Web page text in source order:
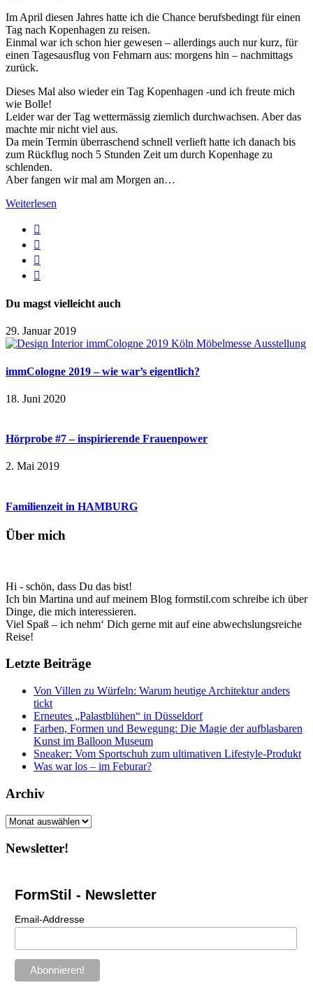
Im April diesen Jahres hatte ich die Chance berufsbedingt für einen
Tag nach Kopenhagen zu reisen.
Einmal war ich schon hier gewesen – allerdings auch nur kurz, für
einen Tagesausflug von Fehmarn aus: morgens hin – nachmittags
zurück.
Dieses Mal also wieder ein Tag Kopenhagen -und ich freute mich
wie Bolle!
Leider war der Tag wettermässig ziemlich durchwachsen. Aber das
machte mir nicht viel aus.
Da mein Termin überraschend schnell verlieft hatte ich danach bis
zum Rückflug noch 5 Stunden Zeit um durch Kopenhage zu
schlenden.
Aber fangen wir mal am Morgen an…
Weiterlesen
Du magst vielleicht auch
29. Januar 2019
immCologne 2019 – wie war’s eigentlich?
18. Juni 2020
Hörprobe #7 – inspirierende Frauenpower
2. Mai 2019
Familienzeit in HAMBURG
Über mich
Hi - schön, dass Du das bist!
Ich bin Martina und auf meinem Blog formstil.com schreibe ich über
Dinge, die mich interessieren.
Viel Spaß – ich nehm‘ Dich gerne mit auf eine abwechslungsreiche
Reise!
Letzte Beiträge
Von Villen zu Würfeln: Warum heutige Architektur anders
tickt
Erneutes „Palastblühen“ in Düsseldorf
Farben, Formen und Bewegung: Die Magie der aufblasbaren
Kunst im Balloon Museum
Sneaker: Vom Sportschuh zum ultimativen Lifestyle-Produkt
Was war los – im Feburar?
Archiv
Archiv
Newsletter!
FormStil - Newsletter
Email-Addresse